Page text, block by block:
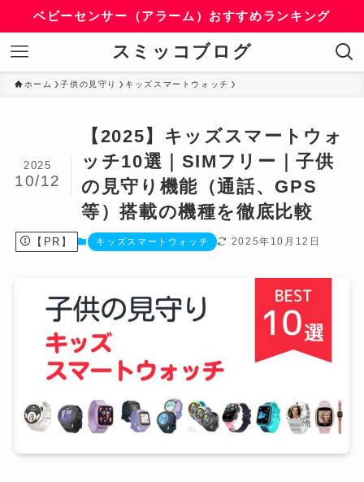
ベビーセンサー（アラーム）おすすめランキング
スミッコブログ
ホーム 子供の見守り キッズスマートウォッチ
【2025】キッズスマートウォ
ッチ10選｜SIMフリー｜子供
の見守り機能（通話、GPS
等）搭載の機種を徹底比較
2025
10/12
【PR】 キッズスマートウォッチ 2025年10月12日